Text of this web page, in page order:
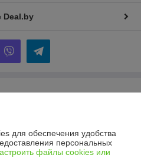
Deal.by
кв. 36*
для обеспечения удобства
персональных
файлы cookies или